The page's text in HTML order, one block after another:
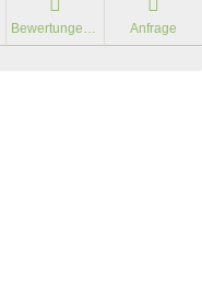
Bewertungen Anfrage